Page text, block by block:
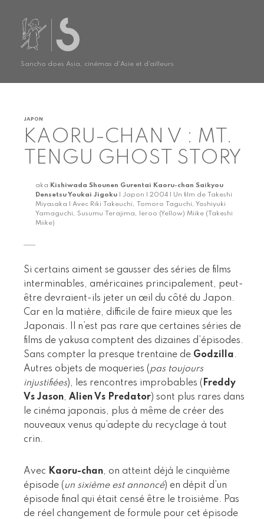
Sancho does Asia, cinémas d'Asie et d'ailleurs
JAPON
KAORU-CHAN V : MT.
TENGU GHOST STORY
aka Kishiwada Shounen Gurentai Kaoru-chan Saikyou
Densetsu Youkai Jigoku | Japon | 2004 | Un film de Takeshi
Miyasaka | Avec Riki Takeuchi, Tomoro Taguchi, Yoshiyuki
Yamaguchi, Susumu Terajima, Ieroo (Yellow) Miike (Takeshi
Miike)
Si certains aiment se gausser des séries de films
interminables, américaines principalement, peut-
être devraient-ils jeter un œil du côté du Japon.
Car en la matière, difficile de faire mieux que les
Japonais. Il n’est pas rare que certaines séries de
films de yakusa comptent des dizaines d’épisodes.
Sans compter la presque trentaine de Godzilla.
Autres objets de moqueries (pas toujours
injustifiées), les rencontres improbables ( Freddy
Vs Jason, Alien Vs Predator) sont plus rares dans
le cinéma japonais, plus à même de créer des
nouveaux venus qu’adepte du recyclage à tout
crin.
Avec Kaoru-chan, on atteint déjà le cinquième
épisode ( un sixième est annoncé) en dépit d’un
épisode final qui était censé être le troisième. Pas
de réel changement de formule pour cet épisode